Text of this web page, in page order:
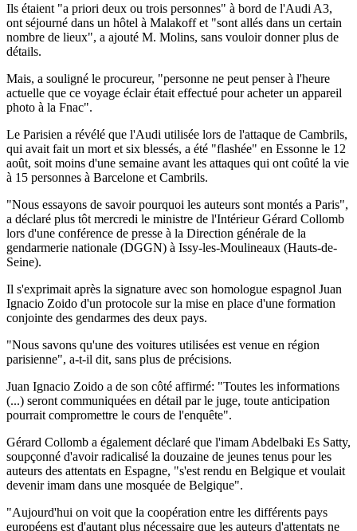
Ils étaient "a priori deux ou trois personnes" à bord de l'Audi A3,
ont séjourné dans un hôtel à Malakoff et "sont allés dans un certain
nombre de lieux", a ajouté M. Molins, sans vouloir donner plus de
détails.
Mais, a souligné le procureur, "personne ne peut penser à l'heure
actuelle que ce voyage éclair était effectué pour acheter un appareil
photo à la Fnac".
Le Parisien a révélé que l'Audi utilisée lors de l'attaque de Cambrils,
qui avait fait un mort et six blessés, a été "flashée" en Essonne le 12
août, soit moins d'une semaine avant les attaques qui ont coûté la vie
à 15 personnes à Barcelone et Cambrils.
"Nous essayons de savoir pourquoi les auteurs sont montés a Paris",
a déclaré plus tôt mercredi le ministre de l'Intérieur Gérard Collomb
lors d'une conférence de presse à la Direction générale de la
gendarmerie nationale (DGGN) à Issy-les-Moulineaux (Hauts-de-
Seine).
Il s'exprimait après la signature avec son homologue espagnol Juan
Ignacio Zoido d'un protocole sur la mise en place d'une formation
conjointe des gendarmes des deux pays.
"Nous savons qu'une des voitures utilisées est venue en région
parisienne", a-t-il dit, sans plus de précisions.
Juan Ignacio Zoido a de son côté affirmé: "Toutes les informations
(...) seront communiquées en détail par le juge, toute anticipation
pourrait compromettre le cours de l'enquête".
Gérard Collomb a également déclaré que l'imam Abdelbaki Es Satty,
soupçonné d'avoir radicalisé la douzaine de jeunes tenus pour les
auteurs des attentats en Espagne, "s'est rendu en Belgique et voulait
devenir imam dans une mosquée de Belgique".
"Aujourd'hui on voit que la coopération entre les différents pays
européens est d'autant plus nécessaire que les auteurs d'attentats ne